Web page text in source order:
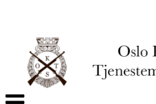
Veksle